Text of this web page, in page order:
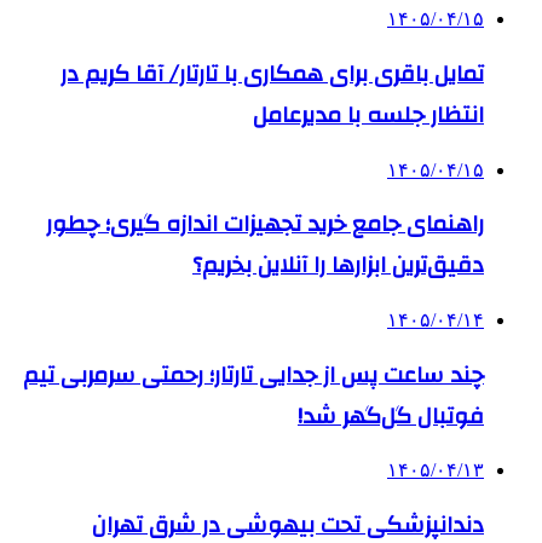
۱۴۰۵/۰۴/۱۵
تمایل باقری برای همکاری با تارتار/ آقا کریم در
انتظار جلسه با مدیرعامل
۱۴۰۵/۰۴/۱۵
راهنمای جامع خرید تجهیزات اندازه گیری؛ چطور
دقیق‌ترین ابزارها را آنلاین بخریم؟
۱۴۰۵/۰۴/۱۴
چند ساعت پس از جدایی تارتار؛ رحمتی سرمربی تیم
فوتبال گل‌گهر شد!
۱۴۰۵/۰۴/۱۳
دندانپزشکی تحت بیهوشی در شرق تهران